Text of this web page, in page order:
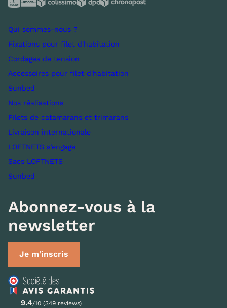
Qui sommes-nous ?
Fixations pour filet d'habitation
Cordages de tension
Accessoires pour filet d'habitation
Sunbed
Nos réalisations
Filets de catamarans et trimarans
Livraison internationale
LOFTNETS s’engage
Sacs LOFTNETS
Sunbed
Abonnez-vous à la
newsletter
Je m'inscris
9.4/10 (349 reviews)